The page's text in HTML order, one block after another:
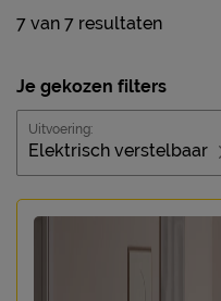
7 van 7 resultaten
Je gekozen filters
Uitvoering:
Elektrisch verstelbaar